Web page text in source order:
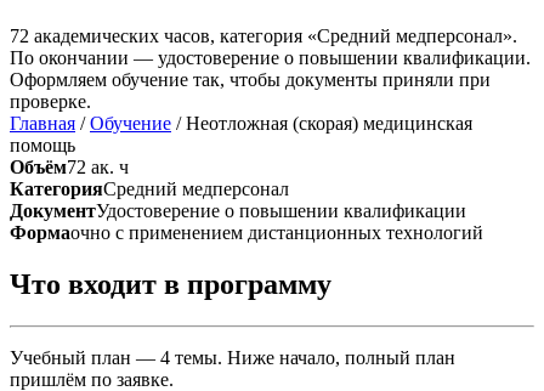
72 академических часов, категория «Средний медперсонал».
По окончании — удостоверение о повышении квалификации.
Оформляем обучение так, чтобы документы приняли при
проверке.
Главная / Обучение / Неотложная (скорая) медицинская
помощь
Объём72 ак. ч
КатегорияСредний медперсонал
ДокументУдостоверение о повышении квалификации
Формаочно с применением дистанционных технологий
Что входит в программу
Учебный план — 4 темы. Ниже начало, полный план
пришлём по заявке.